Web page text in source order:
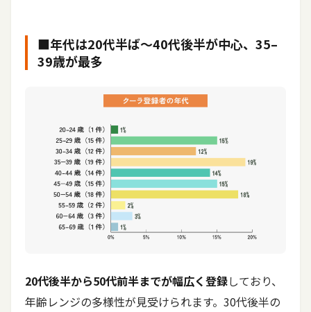
■年代は20代半ば〜40代後半が中心、35–
39歳が最多
20代後半から50代前半までが幅広く登録しており、
年齢レンジの多様性が見受けられます。30代後半の